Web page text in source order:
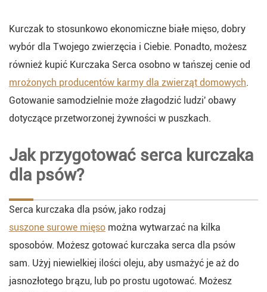
Kurczak to stosunkowo ekonomiczne białe mięso, dobry
wybór dla Twojego zwierzęcia i Ciebie. Ponadto, możesz
również kupić Kurczaka Serca osobno w tańszej cenie od
mrożonych producentów karmy dla zwierząt domowych.
Gotowanie samodzielnie może złagodzić ludzi' obawy
dotyczące przetworzonej żywności w puszkach.
Jak przygotować serca kurczaka
dla psów?
Serca kurczaka dla psów, jako rodzaj
suszone surowe mięso można wytwarzać na kilka
sposobów. Możesz gotować kurczaka serca dla psów
sam. Użyj niewielkiej ilości oleju, aby usmażyć je aż do
jasnozłotego brązu, lub po prostu ugotować. Możesz